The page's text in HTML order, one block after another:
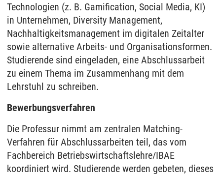
Technologien (z. B. Gamification, Social Media, KI)
in Unternehmen, Diversity Management,
Nachhaltigkeitsmanagement im digitalen Zeitalter
sowie alternative Arbeits- und Organisationsformen.
Studierende sind eingeladen, eine Abschlussarbeit
zu einem Thema im Zusammenhang mit dem
Lehrstuhl zu schreiben.
Bewerbungsverfahren
Die Professur nimmt am zentralen Matching-
Verfahren für Abschlussarbeiten teil, das vom
Fachbereich Betriebswirtschaftslehre/IBAE
koordiniert wird. Studierende werden gebeten, dieses